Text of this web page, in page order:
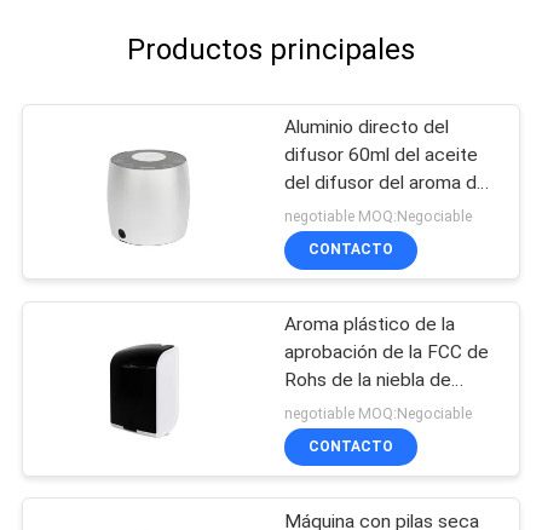
Productos principales
Aluminio directo del
difusor 60ml del aceite
del difusor del aroma del
precio de venta de la
fábrica mini
negotiable MOQ:Negociable
CONTACTO
Aroma plástico de la
aprobación de la FCC de
Rohs de la niebla de
Parfum del rociador del
olor de la máquina
elegante fina del aire
negotiable MOQ:Negociable
CONTACTO
Máquina con pilas seca